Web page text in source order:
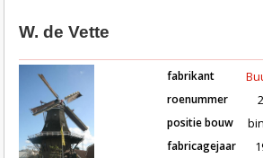
W. de Vette
fabrikant
roenummer
positie bouw
fabricagejaar